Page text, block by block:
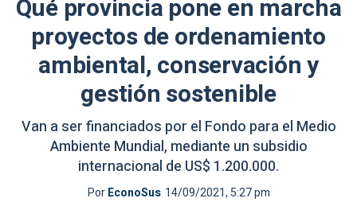
Qué provincia pone en marcha
proyectos de ordenamiento
ambiental, conservación y
gestión sostenible
Van a ser financiados por el Fondo para el Medio
Ambiente Mundial, mediante un subsidio
internacional de US$ 1.200.000.
PorEconoSus 14/09/2021, 5:27 pm